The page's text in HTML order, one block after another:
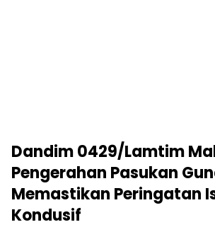
Dandim 0429/Lamtim
Pengerahan Pasukan
Memastikan Peringatan
Kondusif